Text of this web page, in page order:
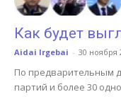
Как будет
Aidai Irgebai - 30 ноября
По предварительным
партий и более 30